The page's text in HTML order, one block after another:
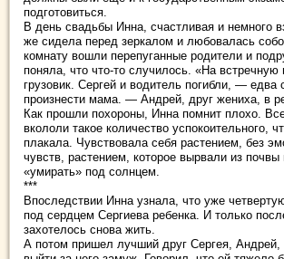
подготовиться.
В день свадьбы Инна, счастливая и немного
же сидела перед зеркалом и любовалась
комнату вошли перепуганные родители и
поняла, что что-то случилось. «На встречную
грузовик. Сергей и водитель погибли, — едва
произнести мама. — Андрей, друг жениха, в
Как прошли похороны, Инна помнит плохо.
вкололи такое количество успокоительного,
плакала. Чувствовала себя растением, без
чувств, растением, которое вырвали из почвы
«умирать» под солнцем.
***
Впоследствии Инна узнала, что уже
под сердцем Сергиева ребенка. И только
захотелось снова жить.
А потом пришел лучший друг Сергея,